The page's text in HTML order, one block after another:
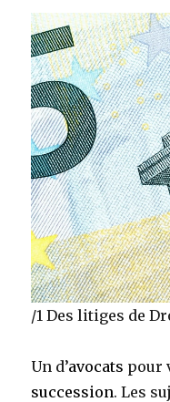
/1 Des litiges de
Un d’avocats pour
succession. Les